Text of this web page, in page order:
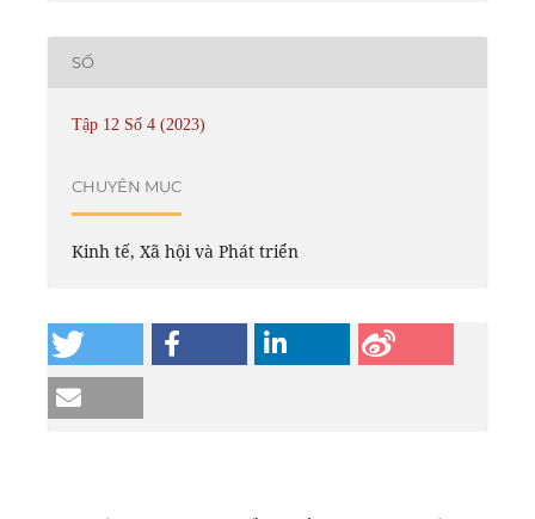
SỐ
Tập 12 Số 4 (2023)
CHUYÊN MỤC
Kinh tế, Xã hội và Phát triển